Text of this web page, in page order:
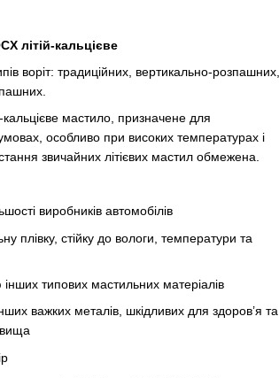
літій-кальцієве
воріт: традиційних, вертикально-розпашних,
кальцієве мастило, призначене для
особливо при високих температурах і
звичайних літієвих мастил обмежена.
виробників автомобілів
плівку, стійку до вологи, температури та
інших типових мастильних матеріалів
важких металів, шкідливих для здоров’я та